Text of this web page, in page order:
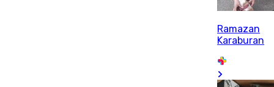
Ramazan
Karaburan